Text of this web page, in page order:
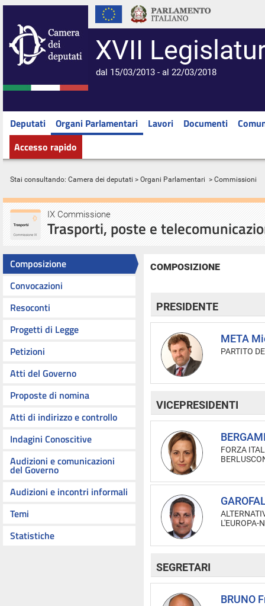
XVII
dal 15/03/2013 - al 22/03/2018
Deputati Organi Parlamentari Lavori Documenti
Accesso rapido
Stai consultando: Camera dei deputati > Organi Parlamentari > Commissioni
IX Commissione
Trasporti, poste e
Composizione
Convocazioni
Resoconti
Progetti di Legge
Petizioni
Atti del Governo
Proposte di nomina
Atti di indirizzo e controllo
Indagini Conoscitive
Audizioni e comunicazioni
del Governo
Audizioni e incontri informali
Temi
Statistiche
COMPOSIZIONE
PRESIDENTE
META
PARTITO
VICEPRESIDENTI
FORZA
L'EUROPA-
SEGRETARI
BRUNO